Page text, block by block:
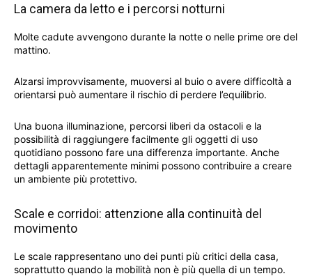
La camera da letto e i percorsi notturni
Molte cadute avvengono durante la notte o nelle prime ore del
mattino.
Alzarsi improvvisamente, muoversi al buio o avere difficoltà a
orientarsi può aumentare il rischio di perdere l’equilibrio.
Una buona illuminazione, percorsi liberi da ostacoli e la
possibilità di raggiungere facilmente gli oggetti di uso
quotidiano possono fare una differenza importante. Anche
dettagli apparentemente minimi possono contribuire a creare
un ambiente più protettivo.
Scale e corridoi: attenzione alla continuità del
movimento
Le scale rappresentano uno dei punti più critici della casa,
soprattutto quando la mobilità non è più quella di un tempo.